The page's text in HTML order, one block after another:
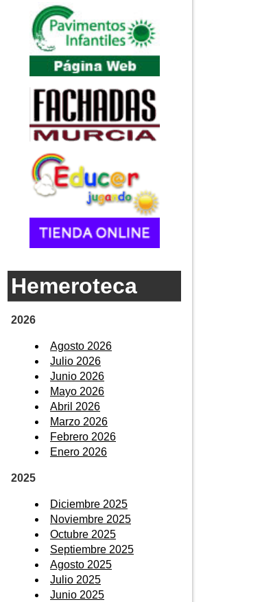
Hemeroteca
2026
Agosto 2026
Julio 2026
Junio 2026
Mayo 2026
Abril 2026
Marzo 2026
Febrero 2026
Enero 2026
2025
Diciembre 2025
Noviembre 2025
Octubre 2025
Septiembre 2025
Agosto 2025
Julio 2025
Junio 2025